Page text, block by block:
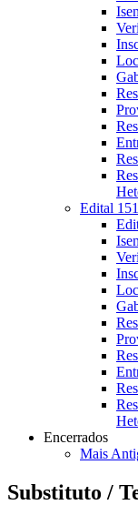
Edital
Encerrados
Mais
Substituto /